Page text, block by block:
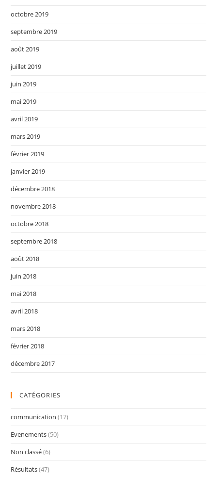
octobre 2019
septembre 2019
août 2019
juillet 2019
juin 2019
mai 2019
avril 2019
mars 2019
février 2019
janvier 2019
décembre 2018
novembre 2018
octobre 2018
septembre 2018
août 2018
juin 2018
mai 2018
avril 2018
mars 2018
février 2018
décembre 2017
CATÉGORIES
communication (17)
Evenements(50)
Non classé(6)
Résultats(47)